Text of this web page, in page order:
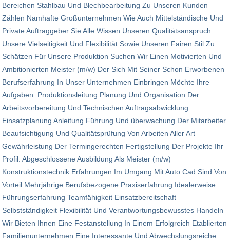
Bereichen Stahlbau Und Blechbearbeitung Zu Unseren Kunden
Zählen Namhafte Großunternehmen Wie Auch Mittelständische Und
Private Auftraggeber Sie Alle Wissen Unseren Qualitätsanspruch
Unsere Vielseitigkeit Und Flexibilität Sowie Unseren Fairen Stil Zu
Schätzen Für Unsere Produktion Suchen Wir Einen Motivierten Und
Ambitionierten Meister (m/w) Der Sich Mit Seiner Schon Erworbenen
Berufserfahrung In Unser Unternehmen Einbringen Möchte Ihre
Aufgaben: Produktionsleitung Planung Und Organisation Der
Arbeitsvorbereitung Und Technischen Auftragsabwicklung
Einsatzplanung Anleitung Führung Und überwachung Der Mitarbeiter
Beaufsichtigung Und Qualitätsprüfung Von Arbeiten Aller Art
Gewährleistung Der Termingerechten Fertigstellung Der Projekte Ihr
Profil: Abgeschlossene Ausbildung Als Meister (m/w)
Konstruktionstechnik Erfahrungen Im Umgang Mit Auto Cad Sind Von
Vorteil Mehrjährige Berufsbezogene Praxiserfahrung Idealerweise
Führungserfahrung Teamfähigkeit Einsatzbereitschaft
Selbstständigkeit Flexibilität Und Verantwortungsbewusstes Handeln
Wir Bieten Ihnen Eine Festanstellung In Einem Erfolgreich Etablierten
Familienunternehmen Eine Interessante Und Abwechslungsreiche